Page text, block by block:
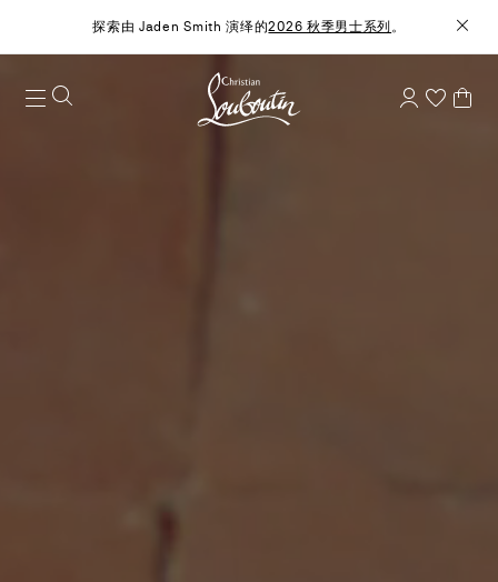
探索由 Jaden Smith 演绎的2026 秋季男士系列 。